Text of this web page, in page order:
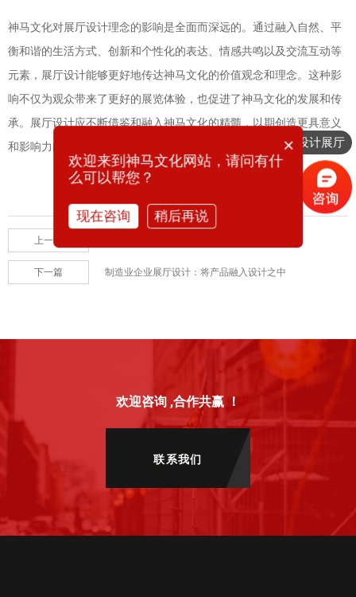
神马文化对展厅设计理念的影响是全面而深远的。通过融入自然、平
衡和谐的生活方式、创新和个性化的表达、情感共鸣以及交流互动等
元素，展厅设计能够更好地传达神马文化的价值观念和理念。这种影
响不仅为观众带来了更好的展览体验，也促进了神马文化的发展和传
承。展厅设计应不断借鉴和融入神马文化的精髓，以期创造更具意义
和影响力的展示空间。
上一篇
下一篇 制造业企业展厅设计：将产品融入设计之中
欢迎咨询 ,合作共赢 ！
联系我们
想要设计展厅
×
欢迎来到神马文化网站，请问有什
么可以帮您？
现在咨询 稍后再说